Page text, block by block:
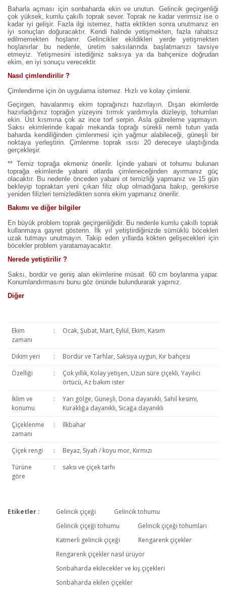
Baharla açması için sonbaharda ekin ve unutun. Gelincik geçirgenliği
çok yüksek, kumlu çakıllı toprak sever. Toprak ne kadar verimsiz ise o
kadar iyi gelişir. Fazla ilgi istemez, hatta ektikten sonra unutmanız en
iyi sonuçları doğuracaktır. Kendi halinde yetişmekten, fazla rahatsız
edilmemekten hoşlanır. Gelincikler ekildikleri yerde yetişmekten
hoşlanırlar bu nedenle, üretim saksılarında başlatmanızı tavsiye
etmeyiz. Yetişmesini istediğiniz saksıya ya da bahçenize doğrudan
ekim, en iyi sonuçu verecektir.
Nasıl çimlendirilir ?
Çimlendirme için ön uygulama istemez. Hızlı ve kolay çimlenir.
Geçirgen, havalanmış ekim toprağınızı hazırlayın. Dışarı ekimlerde
hazırladığınız toprağın yüzeyini tırmık yardımıyla düzleyip, tohumları
ekin. Üst kısmına çok az ince torf serpin. Asla gübreleme yapmayın.
Saksı ekimlerinde kapalı mekanda toprağı sürekli nemli tutun yada
baharda kendiliğinden çimlenmesi için yağmur alabileceği, güneşli bir
noktaya yerleştirin. Çimlenme toprak ısısı 20 dereceye ulaştığında
gerçekleşir.
** Temiz toprağa ekmeniz önerilir. İçinde yabani ot tohumu bulunan
toprağa ekimlerde yabani otlarda çimleneceğinden ayırmanız güç
olacaktır. Bu nedenle önceden yabani ot temizliği yapmanız ve 15 gün
bekleyip topraktan yeni çıkan filiz olup olmadığana bakıp, gerekirse
yeniden filizleri temizledikten sonra ekim yapmanız önerilir.
Bakımı ve diğer bilgiler
En büyük problem toprak geçirgenliğidir. Bu nedenle kumlu çakıllı toprak
kullanmaya gayret gösterin. İlk yıl yetiştirdiğinizde sümüklü böcekleri
uzak tutmayı unutmayın. Takip eden yıllarda kökten gelişecekleri için
böcekler problem yaratamayacaktır.
Nerede yetiştirilir ?
Saksı, bordür ve geniş alan ekimlerine müsait. 60 cm boylanma yapar.
Konumlandırmasını bunu göz önünde bulundurarak yapınız.
Diğer
Ekim
zamanı
: Ocak, Şubat, Mart, Eylül, Ekim, Kasım
Dikim yeri :
Bordür ve Tarhlar, Saksıya uygun, Kır bahçesi
Özelliği
:
Çok yıllık, Kolay yetişen, Uzun süre çiçekli, Yayılıcı
örtücü, Az bakım ister
İklim ve
konumu
:
Yarı gölge, Güneşli, Dona dayanıklı, Sahil kesimi,
Kuraklığa dayanıklı, Sıcağa dayanıklı
Çiçeklenme
zamanı
: İlkbahar
Çiçek rengi :
Beyaz, Siyah / koyu mor, Kırmızı
Türüne
göre
: saksı ve çiçek tarhı
Bu ürüne ilk yorumu siz yapın!
Yorum Yaz
Etiketler : Gelincik çiçeği
Gelincik tohumu
Gelincik çiçeği tohumu
Gelincik çiçeği tohumları
Katmerli gelincik çiçeği
Rengarenk çiçekler
Rengarenk çiçekler nasıl ürüyor
Sonbaharda ekilecekler ve kış çiçekleri
Sonbaharda ekilen çiçekler